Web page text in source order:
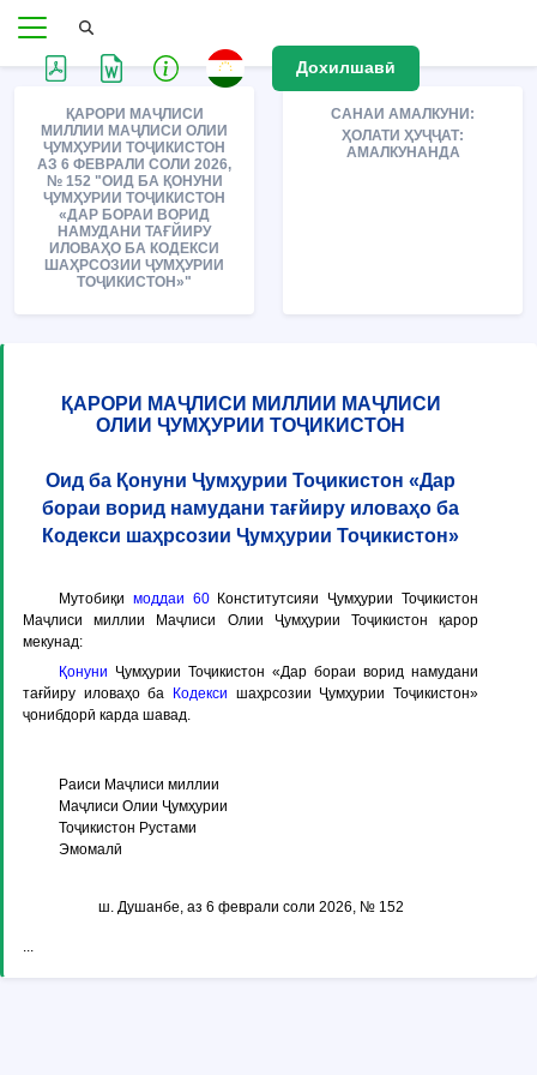
Дохилшавӣ
ҚАРОРИ МАҶЛИСИ
МИЛЛИИ МАҶЛИСИ ОЛИИ
ҶУМҲУРИИ ТОҶИКИСТОН
АЗ 6 ФЕВРАЛИ СОЛИ 2026,
№ 152 "ОИД БА ҚОНУНИ
ҶУМҲУРИИ ТОҶИКИСТОН
«ДАР БОРАИ ВОРИД
НАМУДАНИ ТАҒЙИРУ
ИЛОВАҲО БА КОДЕКСИ
ШАҲРСОЗИИ ҶУМҲУРИИ
ТОҶИКИСТОН»"
САНАИ АМАЛКУНИ:
ҲОЛАТИ ҲУҶҶАТ:
АМАЛКУНАНДА
ҚАРОРИ МАҶЛИСИ МИЛЛИИ МАҶЛИСИ
ОЛИИ ҶУМҲУРИИ ТОҶИКИСТОН
Оид ба Қонуни Ҷумҳурии Тоҷикистон «Дар
бораи ворид намудани тағйиру иловаҳо ба
Кодекси шаҳрсозии Ҷумҳурии Тоҷикистон»
Мутобиқи моддаи 60Конститутсияи Ҷумҳурии Тоҷикистон
Маҷлиси миллии Маҷлиси Олии Ҷумҳурии Тоҷикистон қарор
мекунад:
Қонуни Ҷумҳурии Тоҷикистон «Дар бораи ворид намудани
тағйиру иловаҳо ба
Кодекси шаҳрсозии Ҷумҳурии Тоҷикистон»
ҷонибдорӣ карда шавад.
Раиси Маҷлиси миллии
Маҷлиси Олии Ҷумҳурии
Тоҷикистон Рустами
Эмомалӣ
ш. Душанбе, аз 6 феврали соли 2026, № 152
...